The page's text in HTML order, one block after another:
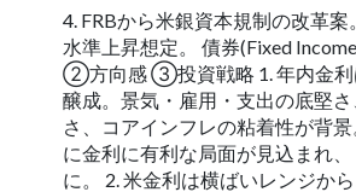
4. FRBから米銀資本規制の改革
水準上昇想定。 債券(Fixed
②方向感 ③投資戦略 1. 年内金利
醸成。景気・雇用・支出の底堅
さ、コアインフレの粘着性が背
に金利に有利な局面が見込まれ
に。 2. 米金利は横ばいレンジか